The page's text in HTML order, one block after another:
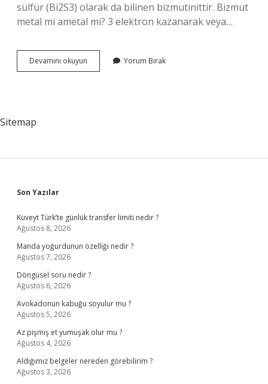
sülfür (Bi2S3) olarak da bilinen bizmutinittir. Bizmut
metal mi ametal mi? 3 elektron kazanarak veya…
Devamını okuyun
Hangi
Yorum Bırak
Sitemap
Sidebar
Son Yazılar
Kuveyt Türk’te günlük transfer limiti nedir ?
Ağustos 8, 2026
Manda yoğurdunun özelliği nedir ?
Ağustos 7, 2026
Döngüsel soru nedir ?
Ağustos 6, 2026
Avokadonun kabuğu soyulur mu ?
Ağustos 5, 2026
Az pişmiş et yumuşak olur mu ?
Ağustos 4, 2026
Aldığımız belgeler nereden görebilirim ?
Ağustos 3, 2026